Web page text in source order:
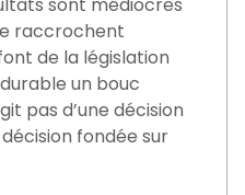
raccrochent
de la législation
un bouc
pas d’une décision
fondée sur